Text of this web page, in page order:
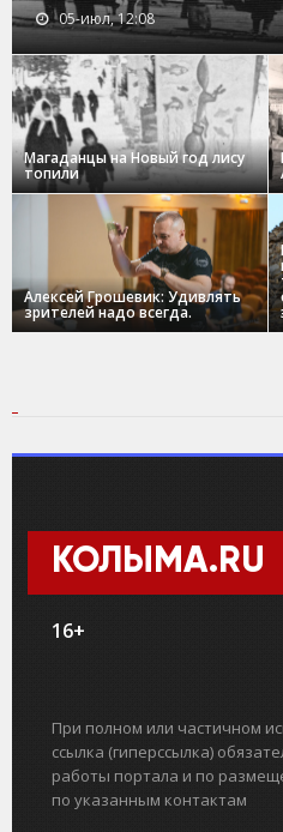
05-июл, 12:08
Магаданцы на Новый год лису
топили
Алексей Грошевик: Удивлять
зрителей надо всегда.
КОЛЫМА.RU
16+
При полном или частичном
ссылка (гиперссылка)
работы портала и по
по указанным контактам